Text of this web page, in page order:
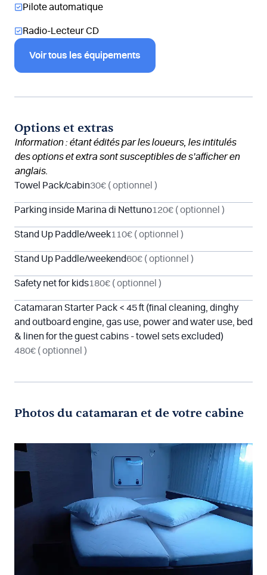
Pilote automatique
Radio-Lecteur CD
Voir tous les équipements
Options et extras
Information : étant édités par les loueurs, les intitulés
des options et extra sont susceptibles de s’afficher en
anglais.
Towel Pack/cabin30€ ( optionnel )
Parking inside Marina di Nettuno120€ ( optionnel )
Stand Up Paddle/week110€ ( optionnel )
Stand Up Paddle/weekend60€ ( optionnel )
Safety net for kids180€ ( optionnel )
Catamaran Starter Pack < 45 ft (final cleaning, dinghy
and outboard engine, gas use, power and water use, bed
& linen for the guest cabins - towel sets excluded)
480€ ( optionnel )
Photos du catamaran et de votre cabine